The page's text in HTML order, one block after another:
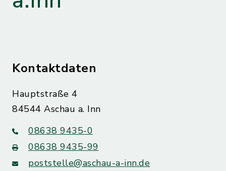
Kontaktdaten
Hauptstraße 4
84544 Aschau a. Inn
08638 9435-0
08638 9435-99
poststelle@aschau-a-inn.de